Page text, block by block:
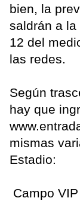
bien, la
saldrán a la
12 del
las redes.
Según
hay que
mismas
Estadio:
Campo